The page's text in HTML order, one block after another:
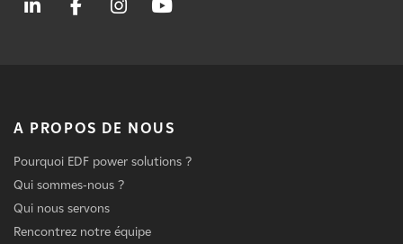
A PROPOS DE NOUS
Pourquoi EDF power solutions ?
Qui sommes-nous ?
Qui nous servons
Rencontrez notre équipe